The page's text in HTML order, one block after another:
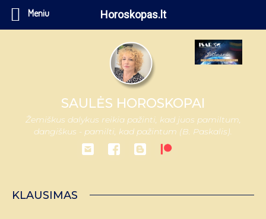
SAULĖS HOROSKOPAI
Žemiškus dalykus reikia pažinti, kad juos pamiltum,
dangiškus - pamilti, kad pažintum (B. Paskalis).
KLAUSIMAS
Meniu Horoskopas.lt